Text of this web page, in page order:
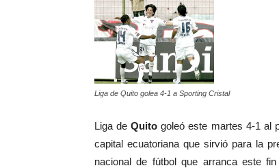
Liga de Quito golea 4-1 a Sporting Cristal
Liga deQuito goleó este martes 4-1 al
capital ecuatoriana que sirvió para la
nacional de fútbol que arranca este